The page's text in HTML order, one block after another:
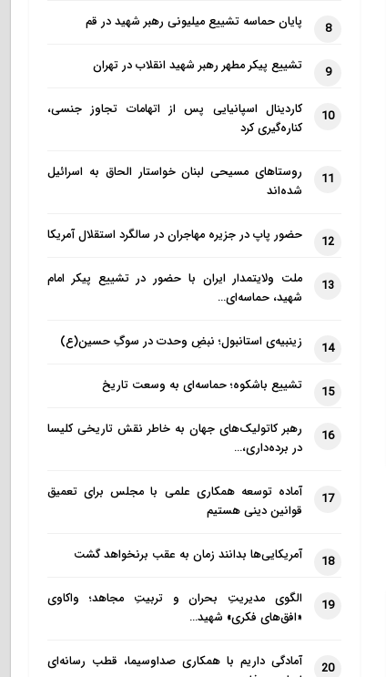
8 پایان حماسه تشییع میلیونی رهبر شهید در قم
9 تشییع پیکر مطهر رهبر شهید انقلاب در تهران
10
کاردینال اسپانیایی پس از اتهامات تجاوز جنسی،
کناره‌گیری کرد
11
روستاهای مسیحی لبنان خواستار الحاق به اسرائیل
شده‌اند
12 حضور پاپ در جزیره مهاجران در سالگرد استقلال آمریکا
13
ملت ولایتمدار ایران با حضور در تشییع پیکر امام
شهید، حماسه‌ای…
14 زینبیه‌ی استانبول؛ نبضِ وحدت در سوگِ حسین(ع)
15 تشییع باشکوه؛ حماسه‌ای به وسعت تاریخ
16
رهبر کاتولیک‌های جهان به خاطر نقش تاریخی کلیسا
در برده‌داری،…
17
آماده توسعه همکاری علمی با مجلس برای تعمیق
قوانین دینی هستیم
18 آمریکایی‌ها بدانند زمان به عقب برنخواهد گشت
19
الگوی مدیریتِ بحران و تربیتِ مجاهد؛ واکاوی
«افق‌های فکری» شهید…
20
آمادگی داریم با همکاری صداوسیما، قطب رسانه‌ای